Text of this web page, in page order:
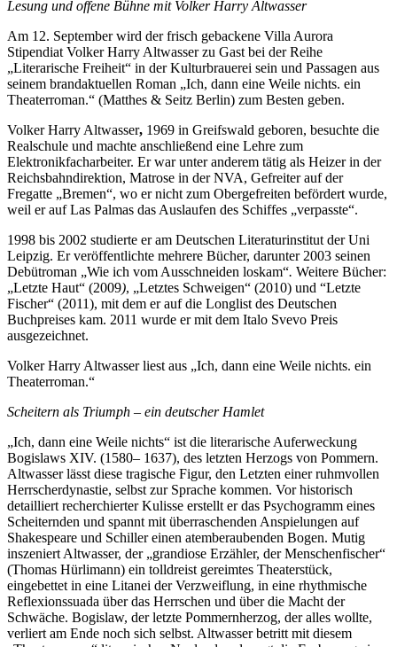
Lesung und offene Bühne mit Volker Harry Altwasser
Am 12. September wird der frisch gebackene Villa Aurora
Stipendiat Volker Harry Altwasser zu Gast bei der Reihe
„Literarische Freiheit“ in der Kulturbrauerei sein und Passagen aus
seinem brandaktuellen Roman „Ich, dann eine Weile nichts. ein
Theaterroman.“ (Matthes & Seitz Berlin) zum Besten geben.
Volker Harry Altwasser, 1969 in Greifswald geboren, besuchte die
Realschule und machte anschließend eine Lehre zum
Elektronikfacharbeiter. Er war unter anderem tätig als Heizer in der
Reichsbahndirektion, Matrose in der NVA, Gefreiter auf der
Fregatte „Bremen“, wo er nicht zum Obergefreiten befördert wurde,
weil er auf Las Palmas das Auslaufen des Schiffes „verpasste“.
1998 bis 2002 studierte er am Deutschen Literaturinstitut der Uni
Leipzig. Er veröffentlichte mehrere Bücher, darunter 2003 seinen
Debütroman „Wie ich vom Ausschneiden loskam“. Weitere Bücher:
„Letzte Haut“ (2009), „Letztes Schweigen“ (2010) und “Letzte
Fischer“ (2011), mit dem er auf die Longlist des Deutschen
Buchpreises kam. 2011 wurde er mit dem Italo Svevo Preis
ausgezeichnet.
Volker Harry Altwasser liest aus „Ich, dann eine Weile nichts. ein
Theaterroman.“
Scheitern als Triumph – ein deutscher Hamlet
„Ich, dann eine Weile nichts“ ist die literarische Auferweckung
Bogislaws XIV. (1580– 1637), des letzten Herzogs von Pommern.
Altwasser lässt diese tragische Figur, den Letzten einer ruhmvollen
Herrscherdynastie, selbst zur Sprache kommen. Vor historisch
detailliert recherchierter Kulisse erstellt er das Psychogramm eines
Scheiternden und spannt mit überraschenden Anspielungen auf
Shakespeare und Schiller einen atemberaubenden Bogen. Mutig
inszeniert Altwasser, der „grandiose Erzähler, der Menschenfischer“
(Thomas Hürlimann) ein tolldreist gereimtes Theaterstück,
eingebettet in eine Litanei der Verzweiflung, in eine rhythmische
Reflexionssuada über das Herrschen und über die Macht der
Schwäche. Bogislaw, der letzte Pommernherzog, der alles wollte,
verliert am Ende noch sich selbst. Altwasser betritt mit diesem